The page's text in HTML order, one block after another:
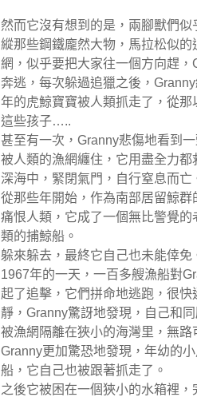
然而它沒有想到的是，兩腳獸們
縱那些鋼鐵龐然大物，馬拉松似的
網，似乎要把大家往一個方向趕
奔逃，每次躲過追獵之後，
年的虎鯨寶寶被人類抓走了，從
這些孩子…..
甚至有一次，Granny悲傷地看到
被人類的漁網纏住，它用盡全力
深海中，緊閉氣門，自行窒息而亡
從那些年開始，作為南部居留鯨群
痛恨人類，它成了一個無比警覺
類的捕鯨船。
躲來躲去，最終它自己也未能倖免
1967年的一天，一百多艘漁船對
起了追擊，它們拼命地逃跑，很
靜，Granny驚訝地發現，自己和
被漁網隔離在狹小的海灣里，無
Granny更加驚恐地發現，年幼的
船，它自己也被跟著抓走了。
之後它被困在一個狹小的水箱裡